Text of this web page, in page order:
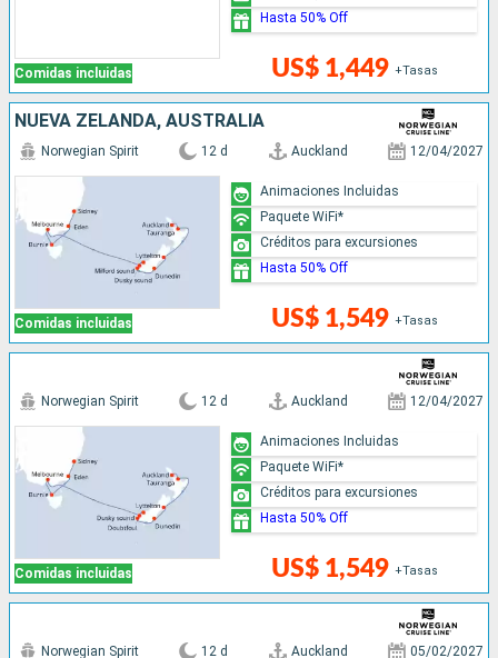
Comidas incluidas US$ 1,449 +Tasas
Hasta 50% Off
NUEVA ZELANDA, AUSTRALIA
Comidas incluidas
Norwegian Spirit 12 d Auckland 12/04/2027
US$ 1,549 +Tasas
Animaciones Incluidas
Paquete WiFi*
Créditos para excursiones
Hasta 50% Off
Comidas incluidas
Norwegian Spirit 12 d Auckland 12/04/2027
US$ 1,549 +Tasas
Animaciones Incluidas
Paquete WiFi*
Créditos para excursiones
Hasta 50% Off
Norwegian Spirit 12 d Auckland 05/02/2027